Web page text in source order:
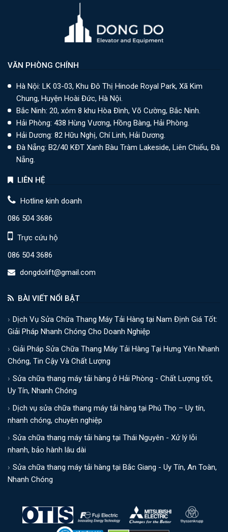
VĂN PHÒNG CHÍNH
Hà Nội: LK 03-03, Khu Đô Thị Hinode Royal Park, Xã Kim
Chung, Huyện Hoài Đức, Hà Nội.
Bắc Ninh: 20, xóm 8 khu Hòa Đình, Võ Cường, Bắc Ninh.
Hải Phòng: 438 Hùng Vương, Hồng Bàng, Hải Phòng.
Hải Dương: 82 Hữu Nghị, Chí Linh, Hải Dương.
Đà Nẵng: B2/40 KĐT Xanh Bàu Tràm Lakeside, Liên Chiểu, Đà
Nẵng.
LIÊN HỆ
Hotline kinh doanh
086 504 3686
Trực cứu hộ
086 504 3686
dongdolift@gmail.com
BÀI VIẾT NỔI BẬT
Dịch Vụ Sửa Chữa Thang Máy Tải Hàng tại Nam Định Giá Tốt:
Giải Pháp Nhanh Chóng Cho Doanh Nghiệp
Giải Pháp Sửa Chữa Thang Máy Tải Hàng Tại Hưng Yên Nhanh
Chóng, Tin Cậy Và Chất Lượng
Sửa chữa thang máy tải hàng ở Hải Phòng - Chất Lượng tốt,
Uy Tín, Nhanh Chóng
Dịch vụ sửa chữa thang máy tải hàng tại Phú Thọ – Uy tín,
nhanh chóng, chuyên nghiệp
Sửa chữa thang máy tải hàng tại Thái Nguyên - Xử lý lỗi
nhanh, bảo hành lâu dài
Sửa chữa thang máy tải hàng tại Bắc Giang - Uy Tín, An Toàn,
Nhanh Chóng